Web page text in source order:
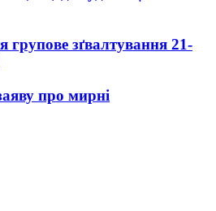
групове зґвалтування 21-
про мирні